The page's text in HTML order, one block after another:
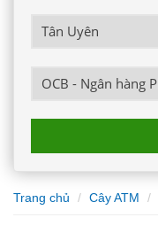
Trang chủ Cây ATM